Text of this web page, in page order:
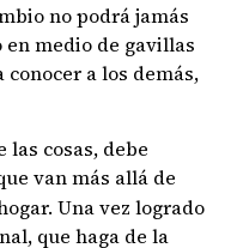
no podrá jamás
medio de gavillas
a los demás,
cosas, debe
van más allá de
Una vez logrado
que haga de la